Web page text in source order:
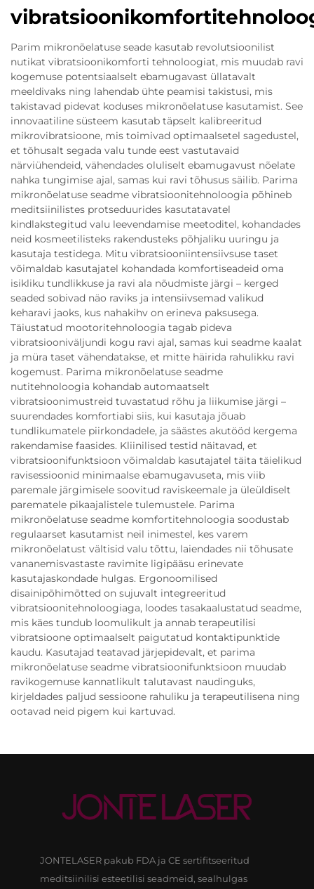
Parim mikronõelatuse seade kasutab revolutsioonilist
nutikat vibratsioonikomforti tehnoloogiat, mis muudab ravi
kogemuse potentsiaalselt ebamugavast üllatavalt
meeldivaks ning lahendab ühte peamisi takistusi, mis
takistavad pidevat koduses mikronõelatuse kasutamist. See
innovaatiline süsteem kasutab täpselt kalibreeritud
mikrovibratsioone, mis toimivad optimaalsetel sagedustel,
et tõhusalt segada valu tunde eest vastutavaid
närviühendeid, vähendades oluliselt ebamugavust nõelate
nahka tungimise ajal, samas kui ravi tõhusus säilib. Parima
mikronõelatuse seadme vibratsioonitehnoloogia põhineb
meditsiinilistes protseduurides kasutatavatel
kindlakstegitud valu leevendamise meetoditel, kohandades
neid kosmeetilisteks rakendusteks põhjaliku uuringu ja
kasutaja testidega. Mitu vibratsiooniintensiivsuse taset
võimaldab kasutajatel kohandada komfortiseadeid oma
isikliku tundlikkuse ja ravi ala nõudmiste järgi – kerged
seaded sobivad näo raviks ja intensiivsemad valikud
keharavi jaoks, kus nahakihv on erineva paksusega.
Täiustatud mootoritehnoloogia tagab pideva
vibratsiooniväljundi kogu ravi ajal, samas kui seadme kaalat
ja müra taset vähendatakse, et mitte häirida rahulikku ravi
kogemust. Parima mikronõelatuse seadme
nutitehnoloogia kohandab automaatselt
vibratsioonimustreid tuvastatud rõhu ja liikumise järgi –
suurendades komfortiabi siis, kui kasutaja jõuab
tundlikumatele piirkondadele, ja säästes akutööd kergema
rakendamise faasides. Kliinilised testid näitavad, et
vibratsioonifunktsioon võimaldab kasutajatel täita täielikud
ravisessioonid minimaalse ebamugavuseta, mis viib
paremale järgimisele soovitud raviskeemale ja üleüldiselt
parematele pikaajalistele tulemustele. Parima
mikronõelatuse seadme komfortitehnoloogia soodustab
regulaarset kasutamist neil inimestel, kes varem
mikronõelatust vältisid valu tõttu, laiendades nii tõhusate
vananemisvastaste ravimite ligipääsu erinevate
kasutajaskondade hulgas. Ergonoomilised
disainipõhimõtted on sujuvalt integreeritud
vibratsioonitehnoloogiaga, loodes tasakaalustatud seadme,
mis käes tundub loomulikult ja annab terapeutilisi
vibratsioone optimaalselt paigutatud kontaktipunktide
kaudu. Kasutajad teatavad järjepidevalt, et parima
mikronõelatuse seadme vibratsioonifunktsioon muudab
ravikogemuse kannatlikult talutavast naudinguks,
kirjeldades paljud sessioone rahuliku ja terapeutilisena ning
ootavad neid pigem kui kartuvad.
JONTELASER pakub FDA ja CE sertifitseeritud
meditsiinilisi esteetilisi seadmeid, sealhulgas